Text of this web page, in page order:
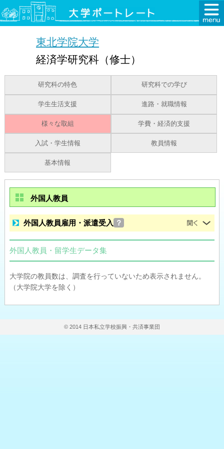
東北学院大学
経済学研究科（修士）
研究科の特色 研究科での学び
学生生活支援 進路・就職情報
様々な取組 学費・経済的支援
入試・学生情報 教員情報
基本情報
外国人教員
外国人教員雇用・派遣受入 ？
外国人教員・留学生データ集
大学院の教員数は、調査を行っていないため表示されません。
（大学院大学を除く）
© 2014 日本私立学校振興・共済事業団